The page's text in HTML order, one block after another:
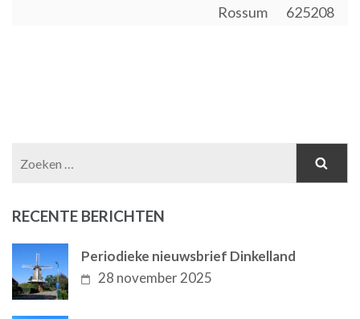
Rossum
625208
RECENTE BERICHTEN
Periodieke nieuwsbrief Dinkelland
28 november 2025